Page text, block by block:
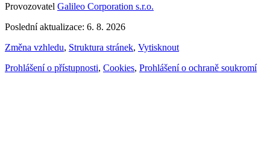
Provozovatel Galileo Corporation s.r.o.
Poslední aktualizace: 6. 8. 2026
Změna vzhledu, Struktura stránek, Vytisknout
Prohlášení o přístupnosti, Cookies, Prohlášení o ochraně soukromí